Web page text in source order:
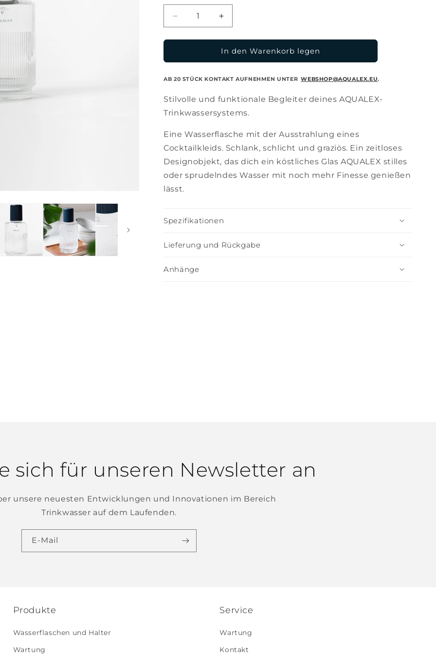
Verringere
die
Menge
Nova
Still-
Sprudelwasser
Erhöhe
die
Menge
für
Nova
Still-
Sprudelwasser
In den Warenkorb legen
AB 20 STÜCK KONTAKT AUFNEHMEN UNTERWEBSHOP@AQUALEX.EU.
Stilvolle und funktionale Begleiter deines AQUALEX-
Trinkwassersystems.
Eine Wasserflasche mit der Ausstrahlung eines
Cocktailkleids. Schlank, schlicht und graziös. Ein zeitloses
Designobjekt, das dich ein köstliches Glas AQUALEX stilles
oder sprudelndes Wasser mit noch mehr Finesse genießen
lässt.
Spezifikationen
Lieferung und Rückgabe
Anhänge
sich für unseren Newsletter an
unsere neuesten Entwicklungen und Innovationen im Bereich
Trinkwasser auf dem Laufenden.
E-Mail
Produkte
Wasserflaschen und Halter
Wartung
Service
Wartung
Kontakt